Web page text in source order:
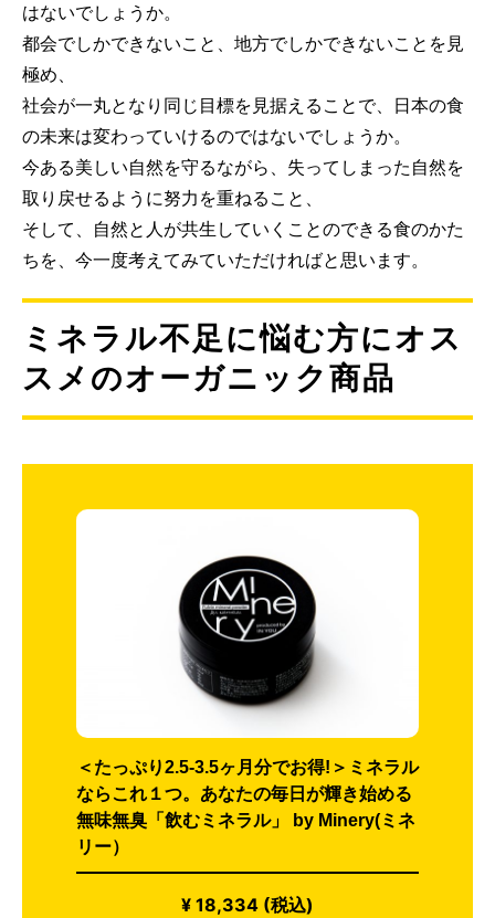
はないでしょうか。
都会でしかできないこと、地方でしかできないことを見
極め、
社会が一丸となり同じ目標を見据えることで、日本の食
の未来は変わっていけるのではないでしょうか。
今ある美しい自然を守るながら、失ってしまった自然を
取り戻せるように努力を重ねること、
そして、自然と人が共生していくことのできる食のかた
ちを、今一度考えてみていただければと思います。
ミネラル不足に悩む方にオス
スメのオーガニック商品
＜たっぷり2.5-3.5ヶ月分でお得!＞ミネラル
ならこれ１つ。あなたの毎日が輝き始める
無味無臭「飲むミネラル」 by Minery(ミネ
リー）
¥ 18,334 (税込)